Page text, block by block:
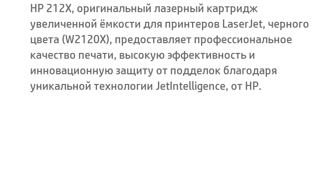
HP 212X, оригинальный лазерный картридж
увеличенной ёмкости для принтеров LaserJet, черного
цвета (W2120X), предоставляет профессиональное
качество печати, высокую эффективность и
инновационную защиту от подделок благодаря
уникальной технологии JetIntelligence, от HP.